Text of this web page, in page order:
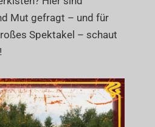
Mut gefragt – und für
Spektakel – schaut